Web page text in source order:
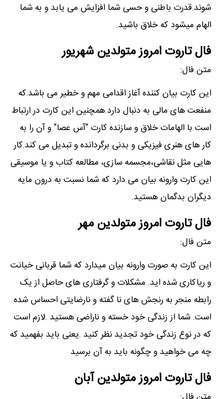
شوند.قدرت باطنی و حسی شما افزایش می یابد و به شما
الهام میشود که خلاق باشید.
فال تاروت امروز متولدین شهریور
متن فال:
این کارت بیان کننده آغاز اقدامی مهم و خطیر می باشد.که
منفعت های مالی به دنبال دارد.همچنین این کارت در ارتباط
است با الهامات خلاق و سازنده کارت "آس عصا" و آن را به
کار های هنری فیزیکی و بدنی برگردانده و تبدیل می کند.کار
هایی مثل نقاشی،مجسمه سازی، مطالعه کتاب و یا موسیقی
این کارت وارونه بیان می دارد که شما نسبت به درون مایه
دیگران بدگمان هستید.
فال تاروت امروز متولدین مهر
متن فال:
این کارت به صورت وارونه بیان میدارد که شما قربانی خیانت
و ریاکاری شده اید. مشکلات و گرفتاری های حاصل از یک
رابطه منجر به رنجش های نا گفته و نارضایتی احساس شده
است. شما از زندگی خود خسته و ناراضی هستید .لازم است
که در نوع زندگی خود تجدید نظر کنید .یعنی باید بفهمید که
چه می خواهید و چگونه باید به آن برسید
فال تاروت امروز متولدین آبان